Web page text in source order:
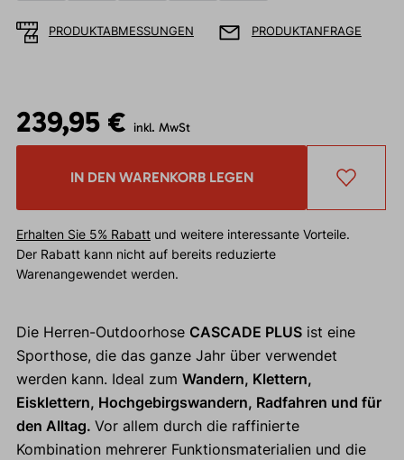
PRODUKTABMESSUNGEN PRODUKTANFRAGE
239,95 € inkl. MwSt
IN DEN WARENKORB LEGEN
Erhalten Sie 5% Rabattund weitere interessante Vorteile.
Der Rabatt kann nicht auf bereits reduzierte
Warenangewendet werden.
Die Herren-Outdoorhose CASCADE PLUSist eine
Sporthose, die das ganze Jahr über verwendet
werden kann. Ideal zum Wandern, Klettern,
Eisklettern, Hochgebirgswandern, Radfahren und für
den Alltag. Vor allem durch die raffinierte
Kombination mehrerer Funktionsmaterialien und die